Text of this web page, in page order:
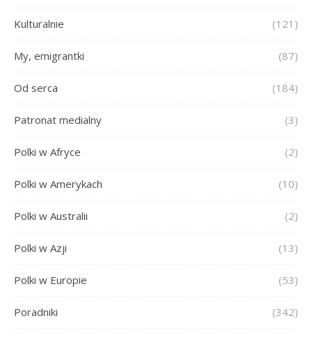
Kulturalnie (121)
My, emigrantki (87)
Od serca (184)
Patronat medialny (3)
Polki w Afryce (2)
Polki w Amerykach (10)
Polki w Australii (2)
Polki w Azji (13)
Polki w Europie (53)
Poradniki (342)